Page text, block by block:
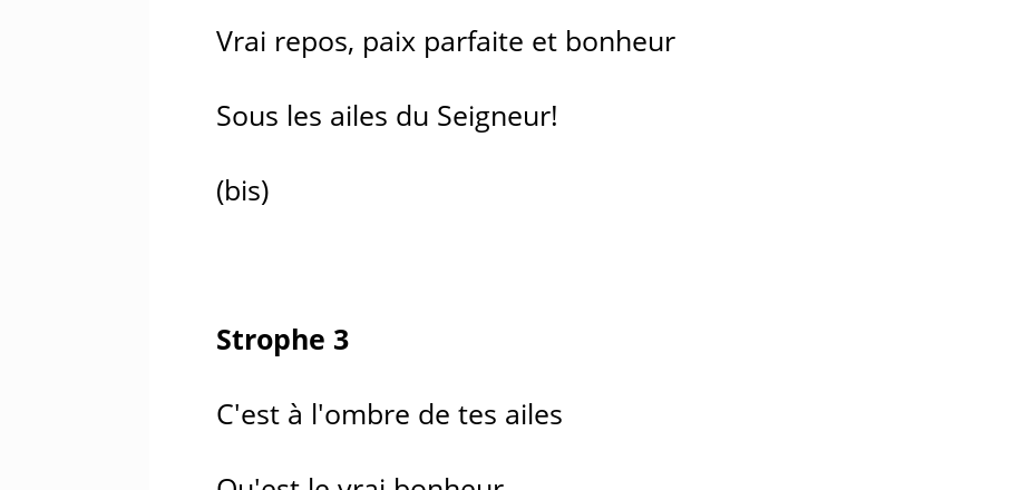
Vrai repos, paix parfaite et bonheur
Sous les ailes du Seigneur!
(bis)
Strophe 3
C'est à l'ombre de tes ailes